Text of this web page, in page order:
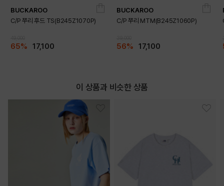
BUCKAROO
C/P 쭈리 후드 TS(B245Z1070P)
65% 17,100
BUCKAROO
C/P 쭈리 MTM(B245Z1060P)
56% 17,100
이 상품과 비슷한 상품